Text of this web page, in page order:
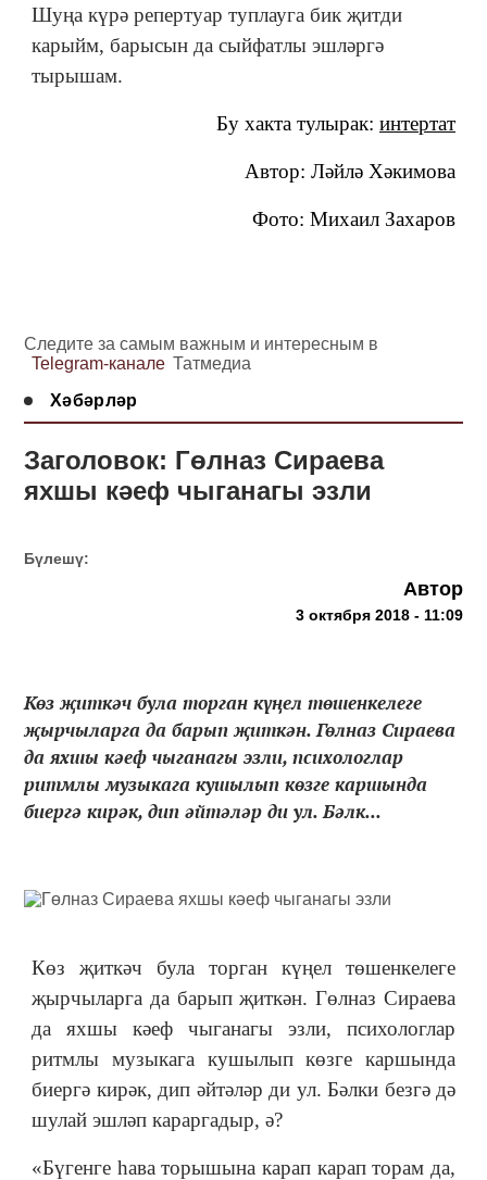
Шуңа күрә репертуар туплауга бик җитди
карыйм, барысын да сыйфатлы эшләргә
тырышам.
Бу хакта тулырак: интертат
Автор: Ләйлә Хәкимова
Фото: Михаил Захаров
Следите за самым важным и интересным в
Telegram-канале Татмедиа
Хәбәрләр
Заголовок: Гөлназ Сираева
яхшы кәеф чыганагы эзли
Бүлешү:
Автор
3 октября 2018 - 11:09
Көз җиткәч була торган күңел төшенкелеге
җырчыларга да барып җиткән. Гөлназ Сираева
да яхшы кәеф чыганагы эзли, психологлар
ритмлы музыкага кушылып көзге каршында
биергә кирәк, дип әйтәләр ди ул. Бәлк...
Көз җиткәч була торган күңел төшенкелеге
җырчыларга да барып җиткән. Гөлназ Сираева
да яхшы кәеф чыганагы эзли, психологлар
ритмлы музыкага кушылып көзге каршында
биергә кирәк, дип әйтәләр ди ул. Бәлки безгә дә
шулай эшләп караргадыр, ә?
«Бүгенге haва торышына карап карап торам да,